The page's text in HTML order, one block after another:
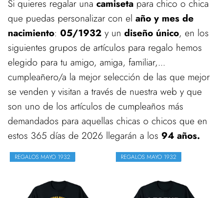
Si quieres regalar una camiseta para chico o chica
que puedas personalizar con el año y mes de
nacimiento: 05/1932 y un diseño único, en los
siguientes grupos de artículos para regalo hemos
elegido para tu amigo, amiga, familiar,...
cumpleañero/a la mejor selección de las que mejor
se venden y visitan a través de nuestra web y que
son uno de los artículos de cumpleaños más
demandados para aquellas chicas o chicos que en
estos 365 días de 2026 llegarán a los 94 años.
REGALOS MAYO 1932 REGALOS MAYO 1932